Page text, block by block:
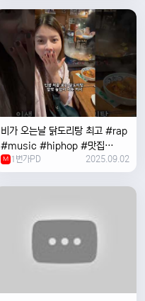
비가 오는날 ￼닭도리탕 최고 #rap
#music #hiphop #맛집
#travel #여행 #food ￼
M 1번가PD 2025.09.02